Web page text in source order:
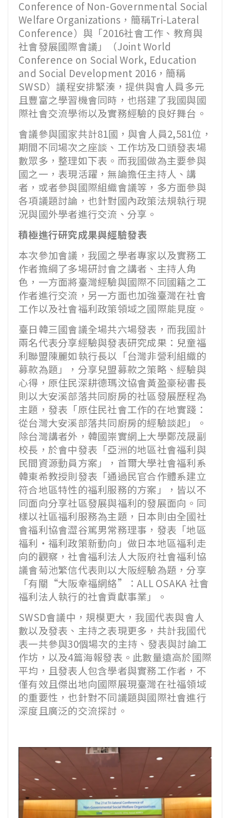
Conference of Non-Governmental Social
Welfare Organizations ，簡稱Tri-Lateral
Conference）與「2016社會工作、教育與
社會發展國際會議」（Joint World
Conference on Social Work, Education
and Social Development 2016，簡稱
SWSD）議程安排緊湊，提供與會人員多元
且豐富之學習機會同時，也搭建了我國與國
際社會交流學術以及實務經驗的良好舞台。
會議參與國家共計81國，與會人員2,581位，
期間不同場次之座談、工作坊及口頭發表場
數眾多，整理如下表。而我國做為主要參與
國之一，表現活躍，無論擔任主持人、講
者，或者參與國際組織會議等，多方面參與
各項議題討論，也針對國內政策法規執行現
況與國外學者進行交流、分享。
積極進行研究成果與經驗發表
本次參加會議，我國之學者專家以及實務工
作者擔綱了多場研討會之講者、主持人角
色，一方面將臺灣經驗與國際不同國籍之工
作者進行交流，另一方面也加強臺灣在社會
工作以及社會福利政策領域之國際能見度。
臺日韓三國會議全場共六場發表，而我國計
兩名代表分享經驗與發表研究成果：兒童福
利聯盟陳麗如執行長以「台灣非營利組織的
募款為題」，分享兒盟募款之策略、經驗與
心得，原住民深耕德瑪汶協會黃盈豪秘書長
則以大安溪部落共同廚房的社區發展歷程為
主題，發表「原住民社會工作的在地實踐：
從台灣大安溪部落共同廚房的經驗談起」。
除台灣講者外，韓國崇實網上大學鄭茂晟副
校長，於會中發表「亞洲的地區社會福利與
民間資源動員方案」，首爾大學社會福利系
韓東希教授則發表「通過民官合作體系建立
符合地區特性的福利服務的方案」，皆以不
同面向分享社區發展與福利的發展面向。同
樣以社區福利服務為主題，日本則由全國社
會福利協會澀谷篤男常務理事，發表「地區
福利 ・ 福利政策新動向」做日本地區福利走
向的觀察，社會福利法人大阪府社會福利協
議會菊池繁信代表則以大阪經驗為題，分享
「有關 “大阪幸福網絡” ： ALL OSAKA 社會
福利法人執行的社會貢獻事業」。
SWSD會議中，規模更大，我國代表與會人
數以及發表、主持之表現更多，共計我國代
表一共參與30個場次的主持、發表與討論工
作坊，以及4篇海報發表。此數量遠高於國際
平均，且發表人包含學者與實務工作者，不
僅有效且傑出地向國際展現臺灣在社福領域
的重要性，也針對不同議題與國際社會進行
深度且廣泛的交流探討。